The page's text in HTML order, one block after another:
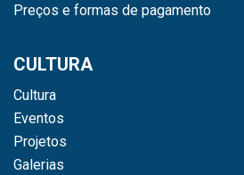
Preços e formas de pagamento
CULTURA
Cultura
Eventos
Projetos
Galerias